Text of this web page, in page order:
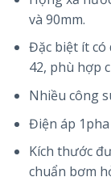
và 90mm.
Đặc biệt ít có
42, phù hợp
Nhiều công
Điện áp
Kích thước
chuẩn bơm